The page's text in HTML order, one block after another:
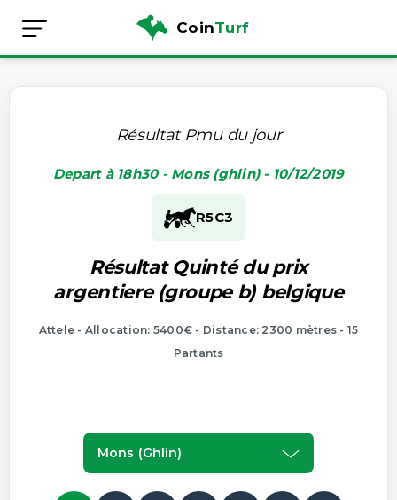
CoinTurf
Résultat Pmu du jour
Depart à 18h30 - Mons (ghlin) - 10/12/2019
R5C3
Résultat Quinté du prix
argentiere (groupe b) belgique
Attele - Allocation: 5400€ - Distance: 2300 mètres - 15
Partants
Mons (ghlin)